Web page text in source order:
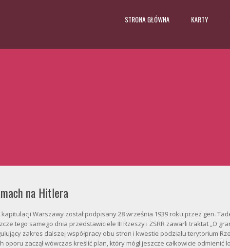
STRONA GŁÓWNA KARTY
na Hitlera
kapitulacji Warszawy został podpisany 28 września 1939 roku przez gen.
tego samego dnia przedstawiciele III Rzeszy i ZSRR zawarli traktat „O
zakres dalszej współpracy obu stron i kwestie podziału terytorium
oporu zaczął wówczas kreślić plan, który mógł jeszcze całkowicie odmienić